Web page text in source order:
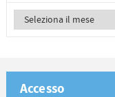
Accesso